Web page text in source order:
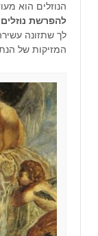
הנוזלים הוא
להפרשת נוזלים
לך שתזונה
המזיקות של